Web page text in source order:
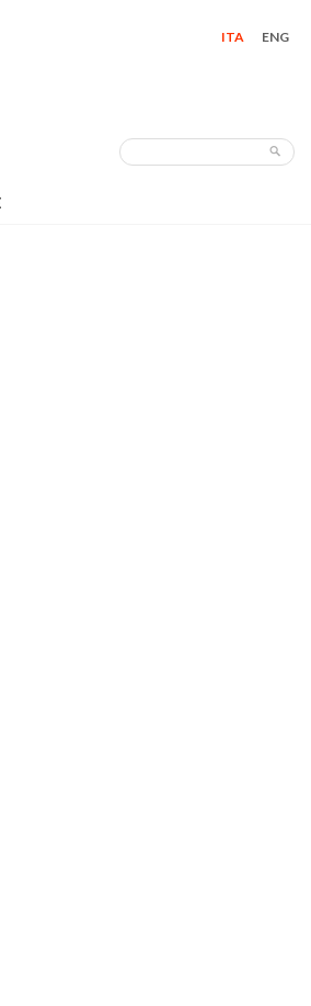
ITA ENG
Search